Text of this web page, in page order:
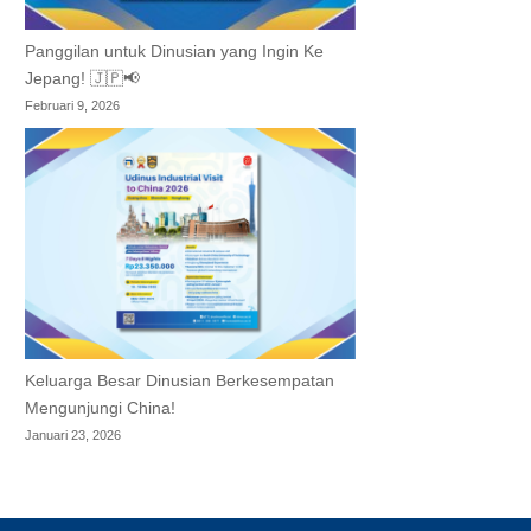
Panggilan untuk Dinusian yang Ingin Ke
Jepang! 🇯🇵📢
Februari 9, 2026
Keluarga Besar Dinusian Berkesempatan
Mengunjungi China!
Januari 23, 2026